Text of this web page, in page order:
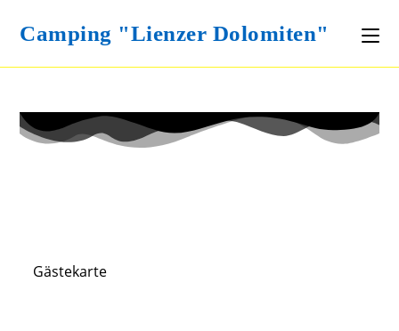
Camping "Lienzer Dolomiten"
Gästekarte